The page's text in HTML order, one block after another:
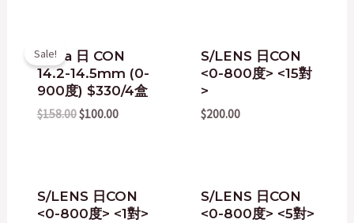
Sale!
kilala 日 CON
14.2-14.5mm (0-
900度) $330/4盒
$158.00
price
was:
$158.00.
$100.00
price
is:
$100.00.
S/LENS 日CON
<0-800度> <15對
>
$200.00
S/LENS 日CON
<0-800度> <1對>
S/LENS 日CON
<0-800度> <5對>